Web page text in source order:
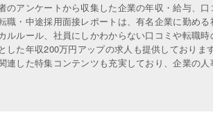
のアンケートから収集した企業の年収・給与、
職・中途採用面接レポートは、有名企業に勤め
ルルール、社員にしかわからない口コミや転職時
した年収200万円アップの求人も提供しておりま
連した特集コンテンツも充実しており、企業の